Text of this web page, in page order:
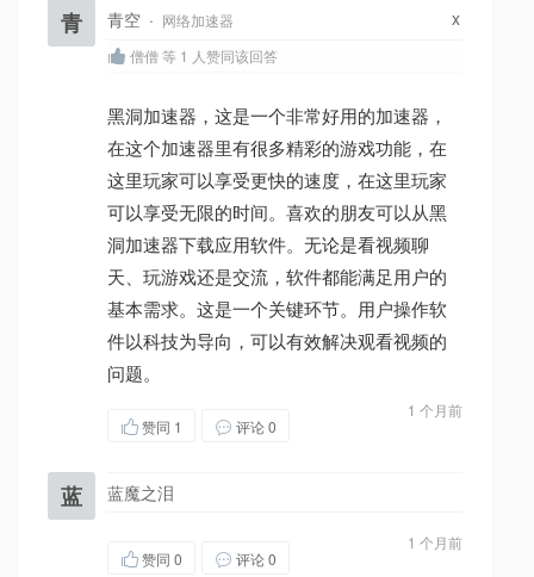
青 青空 · 网络加速器 x
僧僧 等 1 人赞同该回答
黑洞加速器，这是一个非常好用的加速器，
在这个加速器里有很多精彩的游戏功能，在
这里玩家可以享受更快的速度，在这里玩家
可以享受无限的时间。喜欢的朋友可以从黑
洞加速器下载应用软件。无论是看视频聊
天、玩游戏还是交流，软件都能满足用户的
基本需求。这是一个关键环节。用户操作软
件以科技为导向，可以有效解决观看视频的
问题。
1 个月前
赞同 1 评论 0
蓝 蓝魔之泪
1 个月前
赞同 0 评论 0